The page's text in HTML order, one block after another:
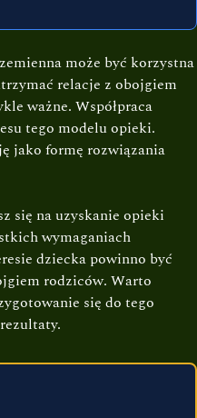
może być korzystna
relacje z obojgiem
ważne. Współpraca
tego modelu opieki.
jako formę rozwiązania
się na uzyskanie opieki
wymaganiach
dziecka powinno być
rodziców. Warto
się do tego